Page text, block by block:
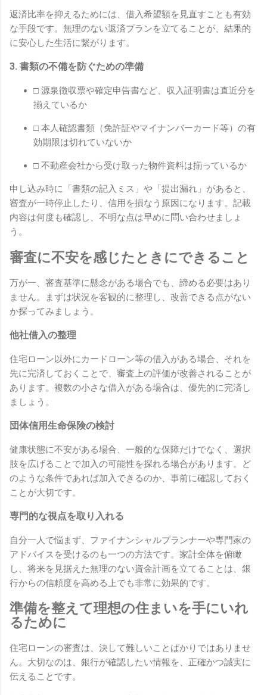
返済比率を抑えるためには、借入希望額を見直すことも有効
な手段です。無理のない返済プランを立てることが、結果的
に安心した生活に繋がります。
3. 書類の不備を防ぐための準備
□ 源泉徴収票や確定申告書など、収入証明書は直近分を
揃えているか
□ 本人確認書類（免許証やマイナンバーカード等）の有
効期限は切れていないか
□ 不動産会社から受け取った物件資料は揃っているか
申し込み時に「書類の記入ミス」や「提出漏れ」があると、
審査が一時停止したり、信用を損なう原因になります。記載
内容は何度も確認し、不明な点は早めに問い合わせましょ
う。
審査に不安を感じたときにできること
万が一、審査基準に懸念がある場合でも、諦める必要はあり
ません。まずは状況を客観的に整理し、改善できる点がない
か探ってみましょう。
他社借入の整理
住宅ローン以外にカードローン等の借入がある場合、それを
先に完済しておくことで、審査上の評価が改善されることが
あります。複数の小さな借入がある場合は、優先的に完済し
ましょう。
団体信用生命保険の検討
健康状態に不安がある場合、一般的な保障だけでなく、選択
肢を広げることで加入の可能性を探れる場合があります。ど
のような条件であれば加入できるのか、事前に確認しておく
ことが大切です。
専門的な視点を取り入れる
自分一人で悩まず、ファイナンシャルプランナーや専門家の
アドバイスを受けるのも一つの方法です。家計全体を俯瞰
し、将来を見据えた無理のない資金計画を立てることは、銀
行からの信頼度を高める上でも非常に効果的です。
準備を整えて理想の住まいを手にいれ
るために
住宅ローンの審査は、決して難しいことばかりではありませ
ん。大切なのは、銀行が確認したい情報を、正確かつ誠実に
伝えることです。